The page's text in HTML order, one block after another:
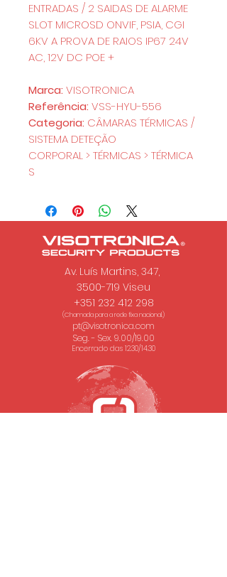
ENTRADAS / 2 SAIDAS DE ALARME
SLOT MICROSD ONVIF, PSIA, CGI
6KV A PROVA DE RAIOS IP67 24V
AC, 12V DC POE +
Marca: VISOTRONICA
Referência: VSS-HYU-556
Categoria: CÂMARAS TÉRMICAS /
SISTEMA DETEÇÃO
CORPORAL > TÉRMICAS > TÉRMICA
S
Av. Luís Martins, 347,
3500-719 Viseu
+351 232 412 298
(Chamada para a rede fixa nacional.)
pt@visotronica.com
Seg. - Sex. 9.00/19.00
Encerrado das 12.30/14.30